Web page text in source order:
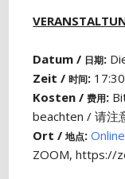
Datum / 日期:
Zeit /时间:
Kosten /费用:
beachten / 请注
Ort /地点:
ZOOM, https://